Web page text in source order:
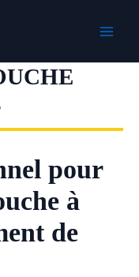
pour
à
de